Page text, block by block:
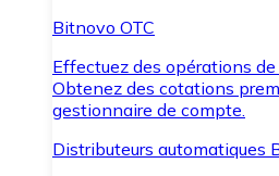
Bitnovo OTC
Effectuez des opérations
Obtenez des cotations
gestionnaire de compte.
Distributeurs automatiques